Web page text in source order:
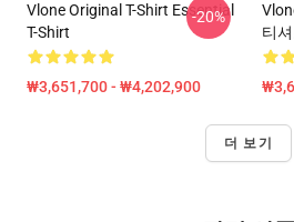
Vlone Original T-Shirt Essential
T-Shirt
₩3,651,700 - ₩4,202,900
-20%
티
더 보기